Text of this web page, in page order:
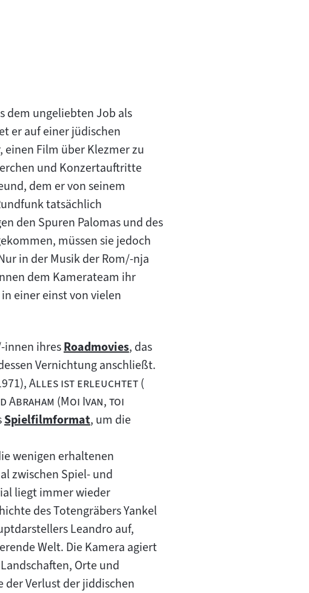
dem ungeliebten Job als
er auf einer jüdischen
Film über Klezmer zu
und Konzertauftritte
dem er von seinem
tatsächlich
den Spuren Palomas und des
müssen sie jedoch
in der Musik der Rom/-nja
dem Kamerateam ihr
einer einst von vielen
innen ihresZum
Inhalt:
Roadmovies, das
Vernichtung anschließt.
"
Alles ist erleuchtet"(
Abraham "("
Moi Ivan, toi
Zum
Spielfilmformat, um die
wenigen erhaltenen
zwischen Spiel- und
liegt immer wieder
des Totengräbers Yankel
Leandro auf,
Welt. Die Kamera agiert
Orte und
der Verlust der jiddischen